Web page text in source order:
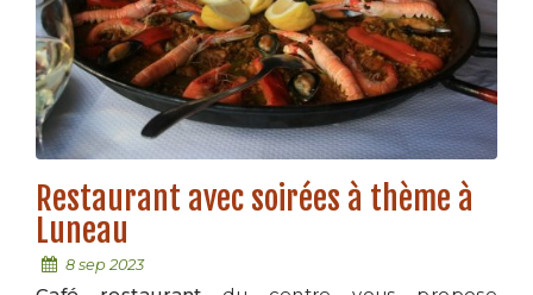
Restaurant avec soirées à thème à
Luneau
8 sep 2023